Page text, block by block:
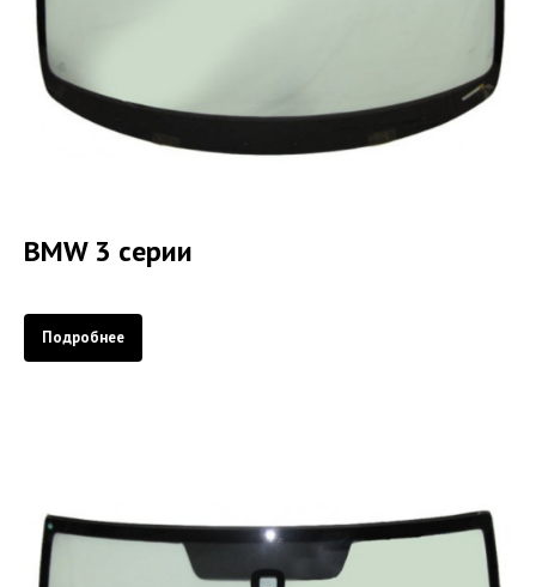
BMW 3 серии
Подробнее